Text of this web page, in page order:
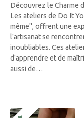
Découvrez le Charme
Les ateliers de Do It
même", offrent une
l'artisanat se
inoubliables. Ces
d'apprendre et de
aussi de…